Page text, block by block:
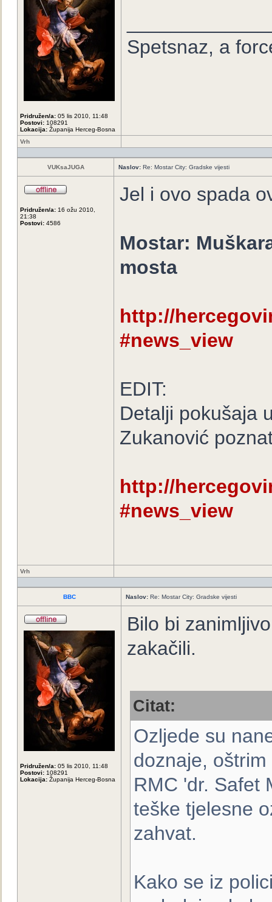
Pridružen/a: 05 lis 2010, 11:48
Postovi: 108291
Lokacija: Županija Herceg-Bosna
Spetsnaz, a
Vrh
VUKsaJUGA Naslov: Re: Mostar City: Gradske vijesti
Pridružen/a: 16 ožu 2010,
21:38
Postovi: 4586
Jel i ovo spada
Mostar:
mosta
http://
#news_view
EDIT:
Detalji pokušaja
Zukanović
http://
#news_view
Vrh
BBC Naslov: Re: Mostar City: Gradske vijesti
Pridružen/a: 05 lis 2010, 11:48
Postovi: 108291
Lokacija: Županija Herceg-Bosna
Bilo bi
zakačili.
Citat:
Ozljede su
doznaje,
RMC 'dr. Safet
teške tjelesne
zahvat.
Kako se iz